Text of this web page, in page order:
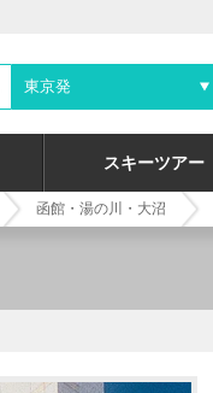
東京発
スキーツアー
函館・湯の川・大沼